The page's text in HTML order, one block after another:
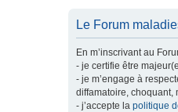
Le Forum
En m’inscrivant au
- je certifie être
- je m’engage à
diffamatoire, choquant,
- j’accepte la politique